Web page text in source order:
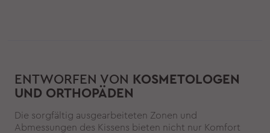
ENTWORFEN VON
KOSMETOLOGEN
UND ORTHOPÄDEN
Die sorgfältig ausgearbeiteten Zonen und
Abmessungen des Kissens bieten nicht nur Komfort